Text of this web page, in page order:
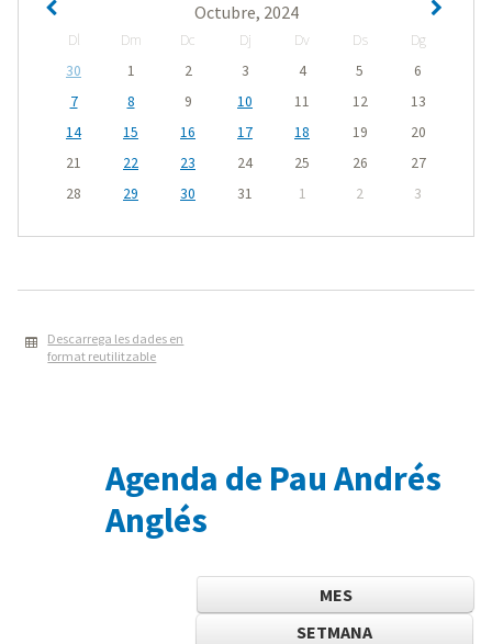
Octubre, 2024
Dl Dm Dc Dj Dv Ds
Dg
30
1 2 3 4 5
6
7
8 9 10 11 12
13
14
15 16 17 18 19
20
21
22 23 24 25 26
27
28
29 30 31 1 2 3
Descarrega les dades en
format reutilitzable
Agenda de Pau Andrés
Anglés
MES
SETMANA